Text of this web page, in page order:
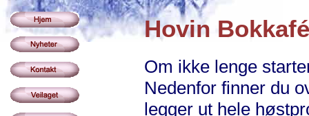
Hovin Bokkafé
Om ikke lenge
Nedenfor finner du
legger ut hele